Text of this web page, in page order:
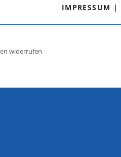
IMPRESSUM |
widerrufen